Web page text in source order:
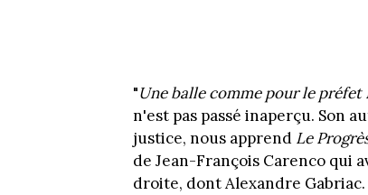
"Une balle comme pour le préfet
n'est pas passé inaperçu. Son
justice, nous apprend Le
de Jean-François Carenco qui
droite, dont Alexandre Gabriac.